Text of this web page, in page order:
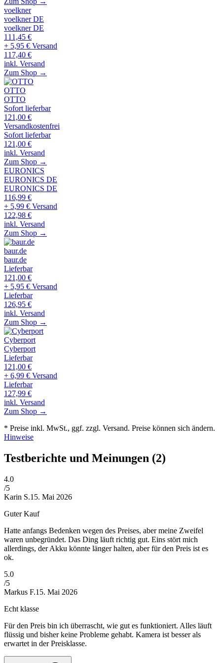
voelkner
voelkner DE
voelkner DE
111,45 €
+ 5,95 € Versand
117,40 €
inkl. Versand
Zum Shop →
OTTO
OTTO
Sofort lieferbar
121,00 €
Versandkostenfrei
Sofort lieferbar
121,00 €
inkl. Versand
Zum Shop →
EURONICS
EURONICS DE
EURONICS DE
116,99 €
+ 5,99 € Versand
122,98 €
inkl. Versand
Zum Shop →
baur.de
baur.de
Lieferbar
121,00 €
+ 5,95 € Versand
Lieferbar
126,95 €
inkl. Versand
Zum Shop →
Cyberport
Cyberport
Lieferbar
121,00 €
+ 6,99 € Versand
Lieferbar
127,99 €
inkl. Versand
Zum Shop →
* Preise inkl. MwSt., ggf. zzgl. Versand. Preise können sich ändern.
Hinweise
Testberichte und Meinungen (2)
4.0
/5
Karin S.15. Mai 2026
Guter Kauf
Hatte anfangs Bedenken wegen des Preises, aber meine Zweifel
waren unbegründet. Das Ding läuft richtig gut. Eins stört mich
allerdings, der Akku könnte länger halten, aber für den Preis ist es
ok.
5.0
/5
Markus F.15. Mai 2026
Echt klasse
Für den Preis bin ich überrascht, wie gut es funktioniert. Alles läuft
flüssig und bisher keine Probleme gehabt. Kamera ist besser als
erwartet in der Preisklasse.